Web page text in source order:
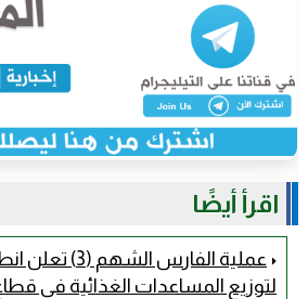
اقرأ أيضًا
عملية الفارس
لتوزيع المساعدات الغذائية في